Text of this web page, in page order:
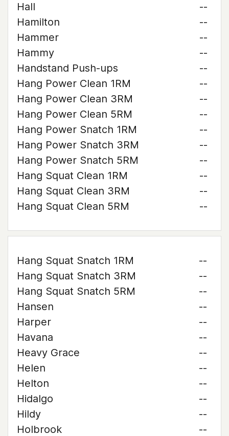
Hall
--
Hamilton
--
Hammer
--
Hammy
--
Handstand Push-ups
--
Hang Power Clean 1RM
--
Hang Power Clean 3RM
--
Hang Power Clean 5RM
--
Hang Power Snatch 1RM
--
Hang Power Snatch 3RM
--
Hang Power Snatch 5RM
--
Hang Squat Clean 1RM
--
Hang Squat Clean 3RM
--
Hang Squat Clean 5RM
--
Hang Squat Snatch 1RM
--
Hang Squat Snatch 3RM
--
Hang Squat Snatch 5RM
--
Hansen
--
Harper
--
Havana
--
Heavy Grace
--
Helen
--
Helton
--
Hidalgo
--
Hildy
--
Holbrook
--